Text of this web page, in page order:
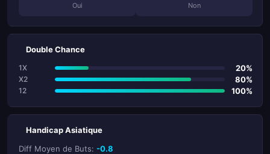
Oui Non
Double Chance
1X 20%
X2 80%
12 100%
Handicap Asiatique
Diff Moyen de Buts: -0.8